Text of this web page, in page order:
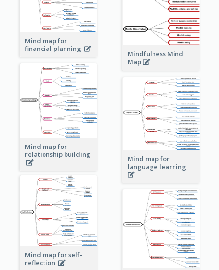
Mindfulness Mind
Map
Mind map for
financial planning
Mind map for
relationship building
Mind map for
language learning
Mind map for self-
reflection